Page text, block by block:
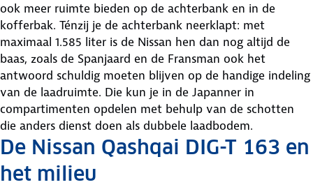
ook meer ruimte bieden op de achterbank en in de
kofferbak. Ténzij je de achterbank neerklapt: met
maximaal 1.585 liter is de Nissan hen dan nog altijd de
baas, zoals de Spanjaard en de Fransman ook het
antwoord schuldig moeten blijven op de handige indeling
van de laadruimte. Die kun je in de Japanner in
compartimenten opdelen met behulp van de schotten
die anders dienst doen als dubbele laadbodem.
De Nissan Qashqai DIG-T 163 en
het milieu